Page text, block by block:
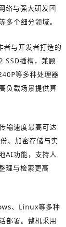
络与强大研发团
多个细分领域。
与开发者打造的
SSD插槽，兼顾
等多种处理器
负载场景提供算
输速度最高可达
、加密存储与实
AI功能，支持人
理与检索更高
、Linux等多种
部署。整机采用